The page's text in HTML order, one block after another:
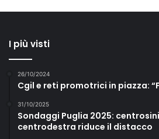
I più visti
26/10/2024
Cgil e reti promotrici in piazza:
31/10/2025
Sondaggi Puglia 2025:
centrodestra riduce il distacco